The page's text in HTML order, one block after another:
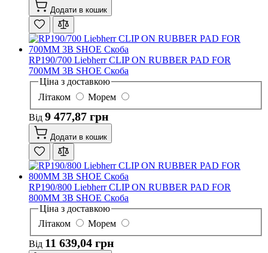
Додати в кошик
RP190/700 Liebherr CLIP ON RUBBER PAD FOR
700MM 3B SHOE Скоба
Ціна з доставкою
Літаком
Морем
Від 9 477,87 грн
Додати в кошик
RP190/800 Liebherr CLIP ON RUBBER PAD FOR
800MM 3B SHOE Скоба
Ціна з доставкою
Літаком
Морем
Від 11 639,04 грн